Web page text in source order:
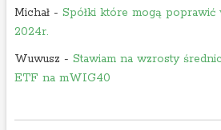
Michał- Spółki które mogą
2024r.
Wuwusz - Stawiam na wzrosty
ETF na mWIG40